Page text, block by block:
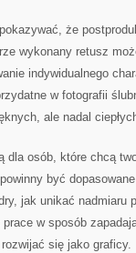
że
wykonany retusz
indywidualnego
w fotografii
ale nadal
osób, które chcą
być
jak unikać nadmiaru
w sposób
się jako graficy.